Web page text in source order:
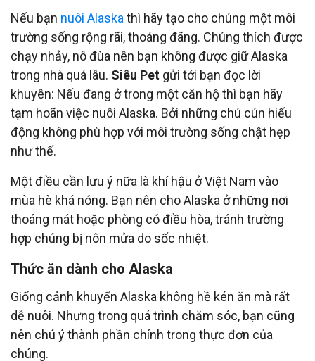
Nếu bạn nuôi Alaskathì hãy tạo cho chúng một môi
trường sống rộng rãi, thoáng đãng. Chúng thích được
chạy nhảy, nô đùa nên bạn không được giữ Alaska
trong nhà quá lâu. Siêu Pet gửi tới bạn đọc lời
khuyên: Nếu đang ở trong một căn hộ thì bạn hãy
tạm hoãn việc nuôi Alaska. Bởi những chú cún hiếu
động không phù hợp với môi trường sống chật hẹp
như thế.
Một điều cần lưu ý nữa là khí hậu ở Việt Nam vào
mùa hè khá nóng. Bạn nên cho Alaska ở những nơi
thoáng mát hoặc phòng có điều hòa, tránh trường
hợp chúng bị nôn mửa do sốc nhiệt.
Thức ăn dành cho Alaska
Giống cảnh khuyển Alaska không hề kén ăn mà rất
dễ nuôi. Nhưng trong quá trình chăm sóc, bạn cũng
nên chú ý thành phần chính trong thực đơn của
chúng.